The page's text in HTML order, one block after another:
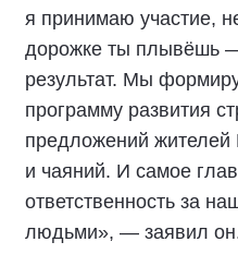
я принимаю участие,
дорожке ты плывёшь
результат. Мы
программу развития
предложений жителей
и чаяний. И самое
ответственность за
людьми», — заявил